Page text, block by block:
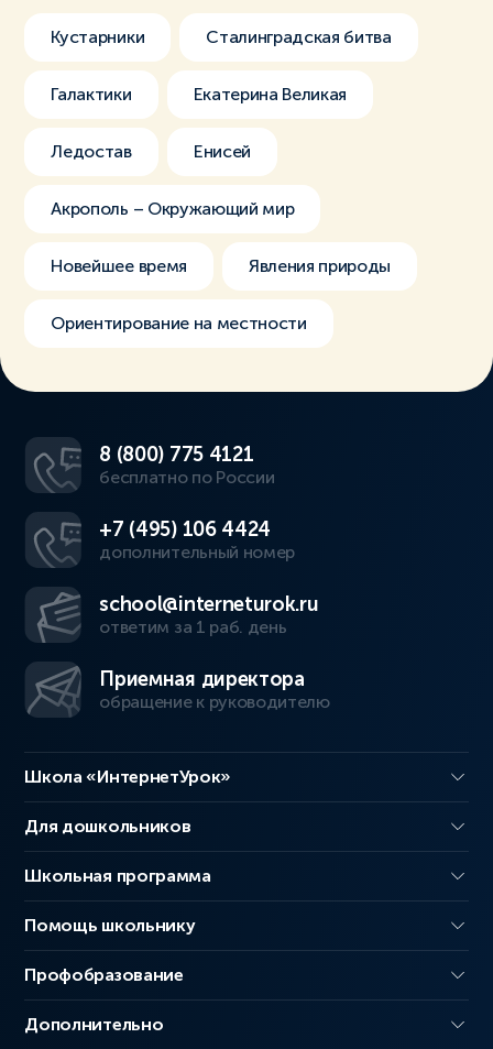
Кустарники Сталинградская битва
Галактики Екатерина Великая
Ледостав Енисей
Акрополь – Окружающий мир
Новейшее время Явления природы
Ориентирование на местности
8 (800) 775 4121
бесплатно по России
+7 (495) 106 4424
дополнительный номер
school@interneturok.ru
ответим за 1 раб. день
Приемная директора
обращение к руководителю
Школа «ИнтернетУрок»
Для дошкольников
Школьная программа
Помощь школьнику
Профобразование
Дополнительно